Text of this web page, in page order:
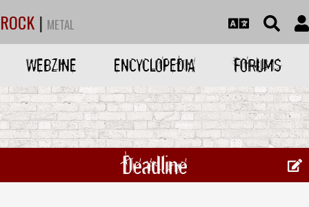
ROCK | METAL
WEBZINE ENCYCLOPEDIA FORUMS
Deadline